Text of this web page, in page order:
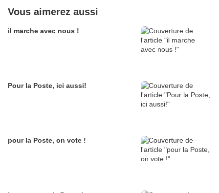
Vous aimerez aussi
il marche avec nous !
Pour la Poste, ici aussi!
pour la Poste, on vote !